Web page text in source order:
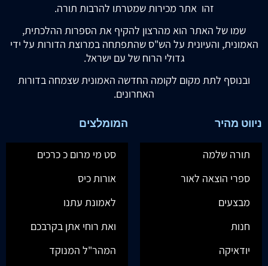
זהו אתר מכירות שמטרתו להרבות תורה.
שמו של האתר הוא מהרצון להקיף את הספרות ההלכתית,
האמונית, והעיונית על הש"ס שהתפתחה במרוצת הדורות על ידי
גדולי הרוח של עם ישראל.
ובנוסף לתת מקום לקומה החדשה האמונית שצמחה בדורות
האחרונים.
ניווט מהיר
תורה שלמה
ספרי הוצאה לאור
מבצעים
חנות
יודאיקה
המומלצים
סט מי מרום כ כרכים
אורות כיס
לאמונת עתנו
ואת רוחי אתן בקרבכם
המהר"ל המנוקד